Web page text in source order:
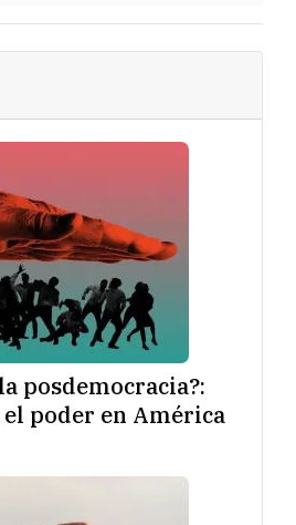
posdemocracia?:
el poder en América